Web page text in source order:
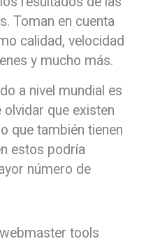
Toman en cuenta
calidad, velocidad
y mucho más.
a nivel mundial es
olvidar que existen
que también tienen
estos podría
número de